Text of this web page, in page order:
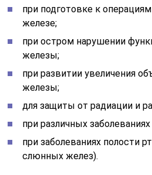
при подготовке к
железе;
при остром нарушении
железы;
при развитии увеличения
железы;
для защиты от радиации и
при различных заболеваниях
при заболеваниях полости
слюнных желез).